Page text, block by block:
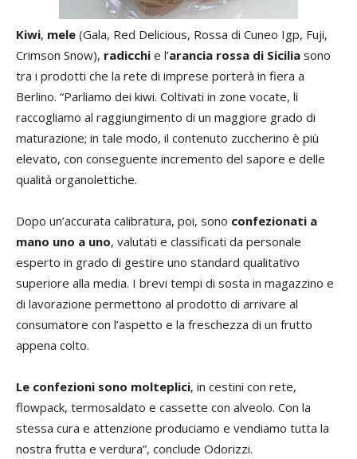
Kiwi, mele (Gala, Red Delicious, Rossa di Cuneo Igp, Fuji,
Crimson Snow), radicchi e l’arancia rossa di Sicilia sono
tra i prodotti che la rete di imprese porterà in fiera a
Berlino. “Parliamo dei kiwi. Coltivati in zone vocate, li
raccogliamo al raggiungimento di un maggiore grado di
maturazione; in tale modo, il contenuto zuccherino è più
elevato, con conseguente incremento del sapore e delle
qualità organolettiche.
Dopo un’accurata calibratura, poi, sono confezionati a
mano uno a uno, valutati e classificati da personale
esperto in grado di gestire uno standard qualitativo
superiore alla media. I brevi tempi di sosta in magazzino e
di lavorazione permettono al prodotto di arrivare al
consumatore con l’aspetto e la freschezza di un frutto
appena colto.
Le confezioni sono molteplici, in cestini con rete,
flowpack, termosaldato e cassette con alveolo. Con la
stessa cura e attenzione produciamo e vendiamo tutta la
nostra frutta e verdura”, conclude Odorizzi.